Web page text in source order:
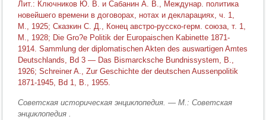
Лит.: Ключников Ю. В. и Сабанин А. В., Междунар. политика
новейшего времени в договорах, нотах и декларациях, ч. 1,
М., 1925; Сказкин С. Д., Конец австро-русско-герм. союза, т. 1,
М., 1928; Die Gro?e Politik der Europaischen Kabinette 1871-
1914. Sammlung der diplomatischen Akten des auswartigen Amtes
Deutschlands, Bd 3 — Das Bismarcksche Bundnissystem, В.,
1926; Schreiner A., Zur Geschichte der deutschen Aussenpolitik
1871-1945, Bd 1, В., 1955.
Советская историческая энциклопедия. — М.: Советская
энциклопедия.